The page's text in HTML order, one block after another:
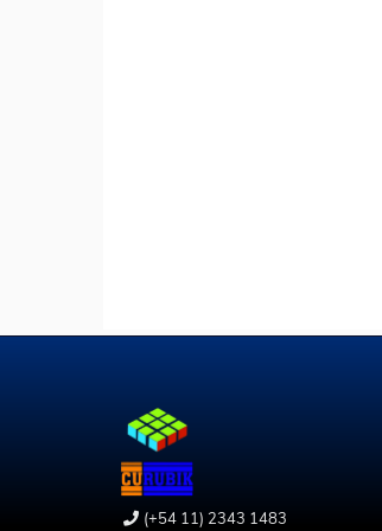
(+54 11) 2343 1483